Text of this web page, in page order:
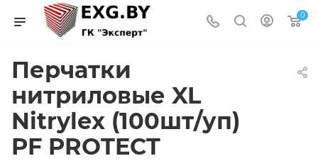
0
Перчатки
нитриловые XL
Nitrylex (100шт/уп)
PF PROTECT